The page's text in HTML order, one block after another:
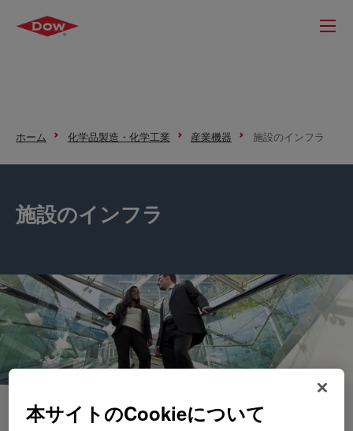
ホーム 化学品製造・化学工業 産業機器 施設のインフラ
施設のインフラ
用途
本サイトのCookieについて